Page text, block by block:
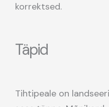
korrektsed.
Täpid
Tihtipeale on